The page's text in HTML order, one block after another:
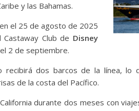
y las Bahamas.
el 25 de agosto de 2025
Club de Disney
2 de septiembre.
recibirá dos barcos de la línea, lo
de la costa del Pacífico.
durante dos meses con